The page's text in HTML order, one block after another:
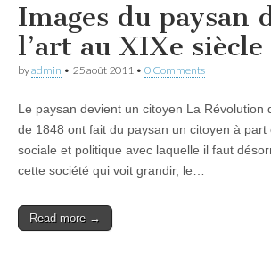
Images du paysan
l’art au XIXe siècle
byadmin • 25 août 2011 • 0 Comments
Le paysan devient un citoyen La Révolution
de 1848 ont fait du paysan un citoyen à part
sociale et politique avec laquelle il faut
cette société qui voit grandir, le…
Read more →